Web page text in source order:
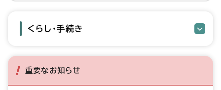
くらし・手続き
重要なお知らせ